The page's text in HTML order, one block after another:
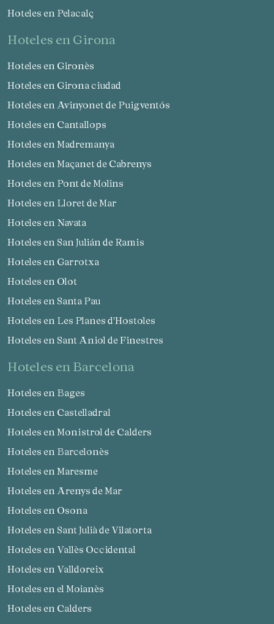
Hoteles en Pelacalç
hoteles en Girona
Hoteles en Gironès
Hoteles en Girona ciudad
Hoteles en Avinyonet de Puigventós
Hoteles en Cantallops
Hoteles en Madremanya
Hoteles en Maçanet de Cabrenys
Hoteles en Pont de Molins
Hoteles en Lloret de Mar
Hoteles en Navata
Hoteles en San Julián de Ramis
Hoteles en Garrotxa
Hoteles en Olot
Hoteles en Santa Pau
Hoteles en Les Planes d'Hostoles
Hoteles en Sant Aniol de Finestres
hoteles en Barcelona
Hoteles en Bages
Hoteles en Castelladral
Hoteles en Monistrol de Calders
Hoteles en Barcelonès
Hoteles en Maresme
Hoteles en Arenys de Mar
Hoteles en Osona
Hoteles en Sant Julià de Vilatorta
Hoteles en Vallès Occidental
Hoteles en Valldoreix
Hoteles en el Moianès
Hoteles en Calders